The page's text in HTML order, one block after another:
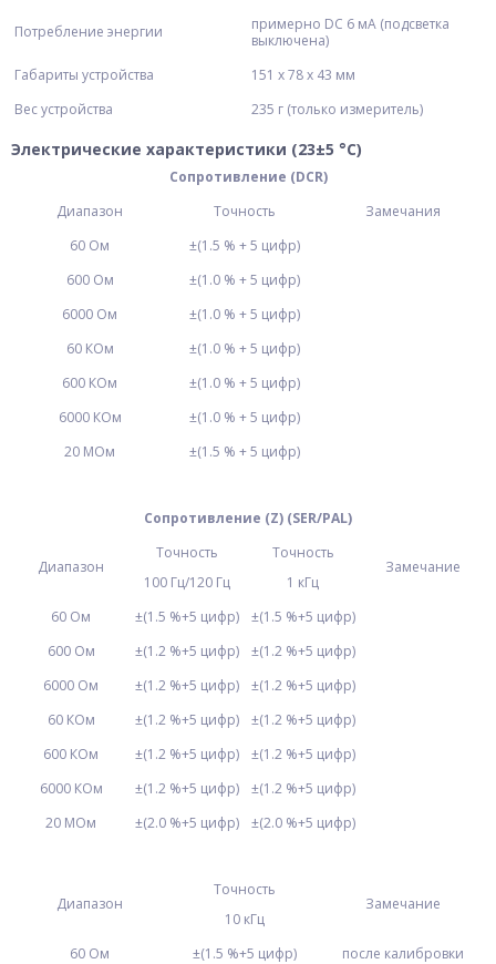
Потребление энергии
примерно DC 6 мА (подсветка
выключена)
Габариты устройства
151 x 78 x 43 мм
Вес устройства
235 г (только измеритель)
Электрические характеристики (23±5 °С)
Сопротивление (DCR)
Диапазон
Точность
Замечания
60 Ом
±(1.5 % + 5 цифр)
600 Ом
±(1.0 % + 5 цифр)
6000 Ом
±(1.0 % + 5 цифр)
60 КОм
±(1.0 % + 5 цифр)
600 КОм
±(1.0 % + 5 цифр)
6000 КОм
±(1.0 % + 5 цифр)
20 MОм
±(1.5 % + 5 цифр)
Сопротивление (Z) (SER/PAL)
Диапазон
Точность
100 Гц/120 Гц
Точность
1 кГц
Замечание
60 Ом ±(1.5 %+5 цифр)
±(1.5 %+5 цифр)
600 Ом
±(1.2 %+5 цифр)
±(1.2 %+5 цифр)
6000 Ом
±(1.2 %+5 цифр)
±(1.2 %+5 цифр)
60 КОм
±(1.2 %+5 цифр)
±(1.2 %+5 цифр)
600 КОм
±(1.2 %+5 цифр)
±(1.2 %+5 цифр)
6000 КОм
±(1.2 %+5 цифр)
±(1.2 %+5 цифр)
20 MОм
±(2.0 %+5 цифр) ±(2.0 %+5 цифр)
Диапазон
Точность
10 кГц
Замечание
60 Ом ±(1.5 %+5 цифр)
после калибровки